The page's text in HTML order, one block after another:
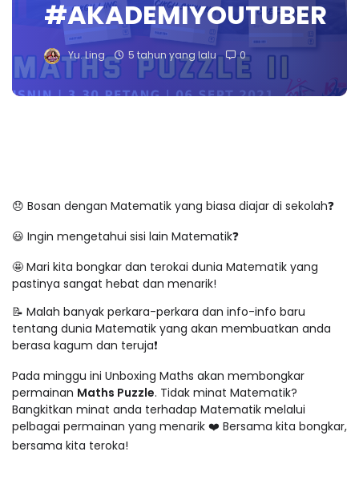
#AKADEMIYOUTUBER
Yu. Ling 5 tahun yang lalu 0
😞 Bosan dengan Matematik yang biasa diajar di sekolah❓
😃 Ingin mengetahui sisi lain Matematik❓
🤩 Mari kita bongkar dan terokai dunia Matematik yang
pastinya sangat hebat dan menarik!
📝 Malah banyak perkara-perkara dan info-info baru
tentang dunia Matematik yang akan membuatkan anda
berasa kagum dan teruja❗️
Pada minggu ini Unboxing Maths akan membongkar
permainan Maths Puzzle. Tidak minat Matematik?
Bangkitkan minat anda terhadap Matematik melalui
pelbagai permainan yang menarik ❤️ Bersama kita bongkar,
bersama kita teroka!